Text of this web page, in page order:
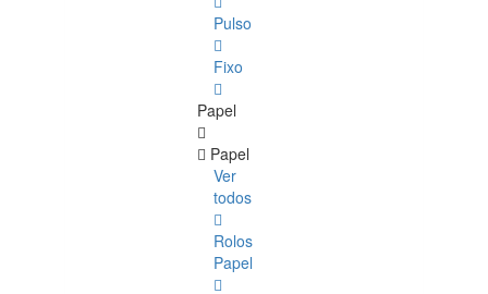
Pulso
Fixo
Papel
Papel
Ver
todos
Rolos
Papel